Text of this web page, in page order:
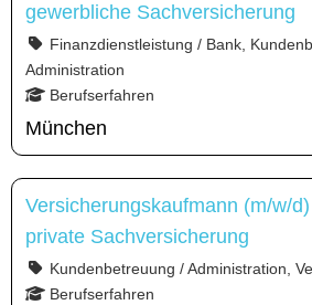
gewerbliche Sachversicherung
Finanzdienstleistung / Bank,
Administration
Berufserfahren
München
Versicherungskaufmann (m/w/
private Sachversicherung
Kundenbetreuung / Administration,
Berufserfahren